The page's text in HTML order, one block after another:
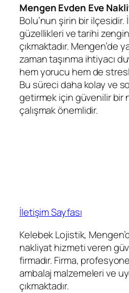
Mengen Evden Eve
Bolu’nun şirin bir ilçesidir.
güzellikleri ve tarihi
çıkmaktadır. Mengen’de
zaman taşınma ihtiyacı
hem yorucu hem de
Bu süreci daha kolay ve
getirmek için güvenilir bir
çalışmak önemlidir.
İletişim Sayfası
Kelebek Lojistik,
nakliyat hizmeti veren
firmadır. Firma,
ambalaj malzemeleri ve
çıkmaktadır.